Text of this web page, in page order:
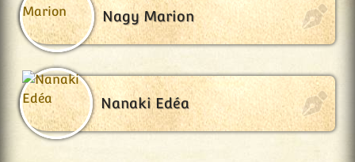
Nagy Marion
Nanaki Edéa